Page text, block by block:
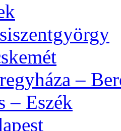
–
– Eszék